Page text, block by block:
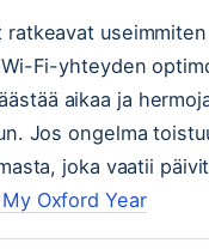
Fi-yhteyden
aikaa ja
Jos ongelma
joka vaatii
Oxford Year